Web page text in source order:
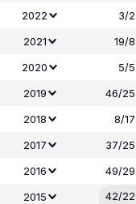
2022 3/2
2021 19/8
2020
5/5
2019
46/25
2018
8/17
2017
37/25
2016
49/29
2015
42/22